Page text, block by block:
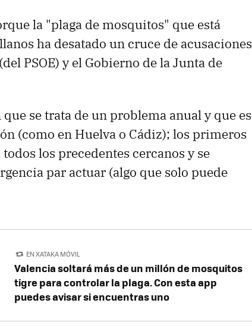
la "plaga de mosquitos" que está
ha desatado un cruce de acusaciones
PSOE) y el Gobierno de la Junta de
se trata de un problema anual y que es
(como en Huelva o Cádiz); los primeros
los precedentes cercanos y se
par actuar (algo que solo puede
EN XATAKA MÓVIL
Valencia soltará más de un millón de mosquitos
tigre para controlar la plaga. Con esta app
puedes avisar si encuentras uno